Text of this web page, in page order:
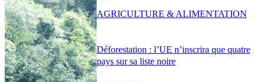
Déforestation : l’UE n’inscrira que quatre
pays sur sa liste noire
AGRICULTURE & ALIMENTATION